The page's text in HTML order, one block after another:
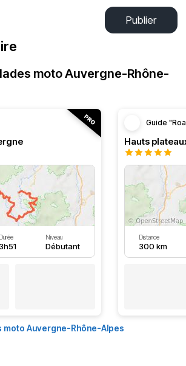
Publier
moto Auvergne-Rhône-
Durée
3h51
Niveau
Débutant
Guide
Hauts
Distance
300 km
moto Auvergne-Rhône-Alpes